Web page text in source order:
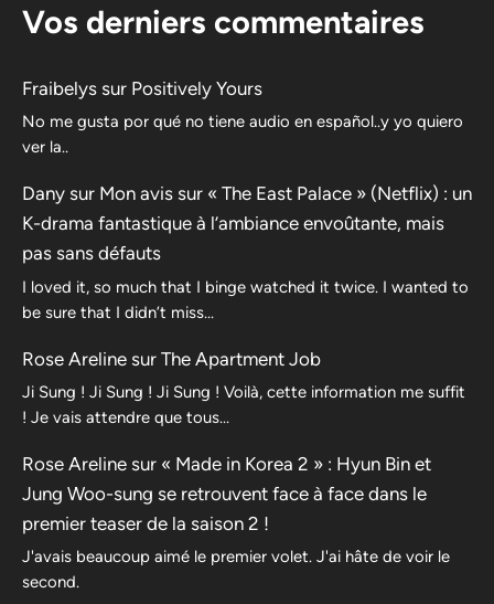
Vos derniers commentaires
Fraibelys sur Positively Yours
No me gusta por qué no tiene audio en español..y yo quiero
ver la..
Dany sur Mon avis sur « The East Palace » (Netflix) : un
K-drama fantastique à l’ambiance envoûtante, mais
pas sans défauts
I loved it, so much that I binge watched it twice. I wanted to
be sure that I didn’t miss…
Rose Areline sur The Apartment Job
Ji Sung ! Ji Sung ! Ji Sung ! Voilà, cette information me suffit
! Je vais attendre que tous…
Rose Areline sur « Made in Korea 2 » : Hyun Bin et
Jung Woo-sung se retrouvent face à face dans le
premier teaser de la saison 2 !
J'avais beaucoup aimé le premier volet. J'ai hâte de voir le
second.